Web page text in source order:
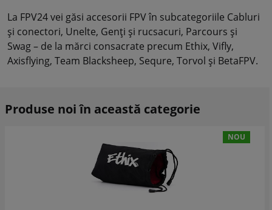
La FPV24 vei găsi accesorii FPV în subcategoriile Cabluri
și conectori, Unelte, Genți și rucsacuri, Parcours și
Swag – de la mărci consacrate precum Ethix, Vifly,
Axisflying, Team Blacksheep, Sequre, Torvol și BetaFPV.
Produse noi în această categorie
NOU